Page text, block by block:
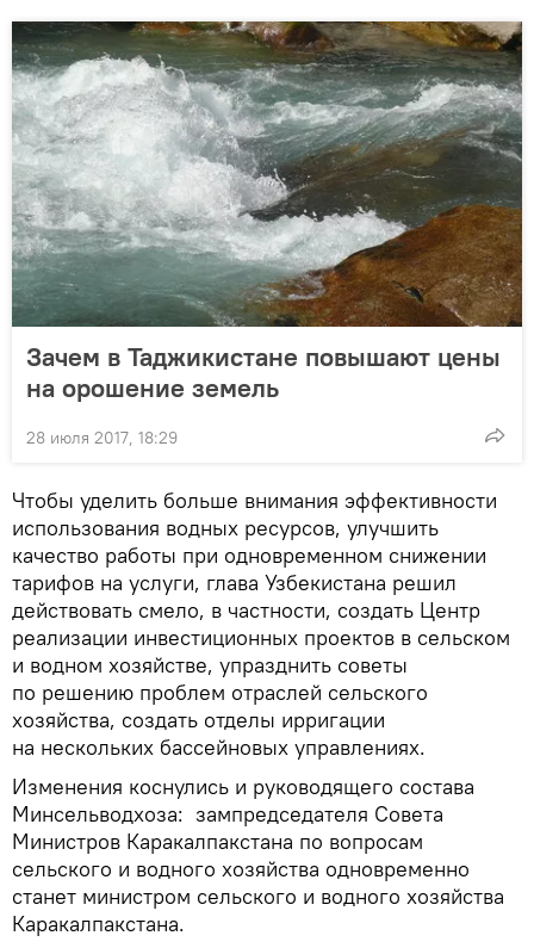
Зачем в Таджикистане повышают цены
на орошение земель
28 июля 2017, 18:29
Чтобы уделить больше внимания эффективности
использования водных ресурсов, улучшить
качество работы при одновременном снижении
тарифов на услуги, глава Узбекистана решил
действовать смело, в частности, создать Центр
реализации инвестиционных проектов в сельском
и водном хозяйстве, упразднить советы
по решению проблем отраслей сельского
хозяйства, создать отделы ирригации
на нескольких бассейновых управлениях.
Изменения коснулись и руководящего состава
Минсельводхоза: зампредседателя Совета
Министров Каракалпакстана по вопросам
сельского и водного хозяйства одновременно
станет министром сельского и водного хозяйства
Каракалпакстана.